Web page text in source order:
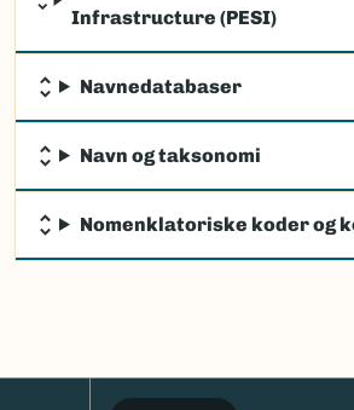
Infrastructure (PESI)
Navnedatabaser
Navn og taksonomi
Nomenklatoriske koder og